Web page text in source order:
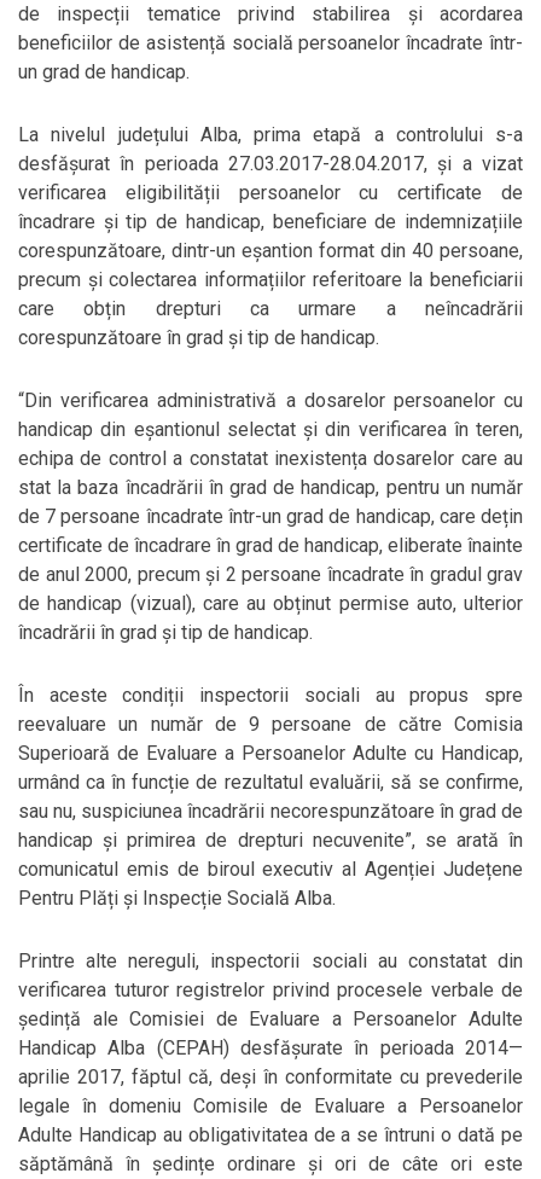
de inspecții tematice privind stabilirea și acordarea
beneficiilor de asistență socială persoanelor încadrate într-
un grad de handicap.
La nivelul județului Alba, prima etapă a controlului s-a
desfășurat în perioada 27.03.2017-28.04.2017, și a vizat
verificarea eligibilității persoanelor cu certificate de
încadrare și tip de handicap, beneficiare de indemnizațiile
corespunzătoare, dintr-un eșantion format din 40 persoane,
precum și colectarea informațiilor referitoare la beneficiarii
care obțin drepturi ca urmare a neîncadrării
corespunzătoare în grad și tip de handicap.
“Din verificarea administrativă a dosarelor persoanelor cu
handicap din eșantionul selectat și din verificarea în teren,
echipa de control a constatat inexistența dosarelor care au
stat la baza încadrării în grad de handicap, pentru un număr
de 7 persoane încadrate într-un grad de handicap, care dețin
certificate de încadrare în grad de handicap, eliberate înainte
de anul 2000, precum și 2 persoane încadrate în gradul grav
de handicap (vizual), care au obținut permise auto, ulterior
încadrării în grad și tip de handicap.
În aceste condiții inspectorii sociali au propus spre
reevaluare un număr de 9 persoane de către Comisia
Superioară de Evaluare a Persoanelor Adulte cu Handicap,
urmând ca în funcție de rezultatul evaluării, să se confirme,
sau nu, suspiciunea încadrării necorespunzătoare în grad de
handicap și primirea de drepturi necuvenite”, se arată în
comunicatul emis de biroul executiv al Agenției Județene
Pentru Plăți și Inspecție Socială Alba.
Printre alte nereguli, inspectorii sociali au constatat din
verificarea tuturor registrelor privind procesele verbale de
ședință ale Comisiei de Evaluare a Persoanelor Adulte
Handicap Alba (CEPAH) desfășurate în perioada 2014—
aprilie 2017, făptul că, deși în conformitate cu prevederile
legale în domeniu Comisile de Evaluare a Persoanelor
Adulte Handicap au obligativitatea de a se întruni o dată pe
săptămână în ședințe ordinare și ori de câte ori este